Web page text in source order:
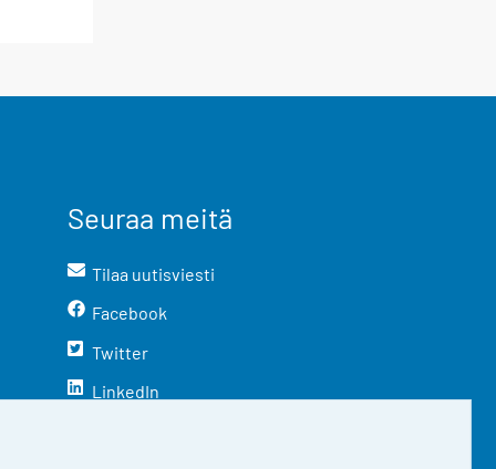
Seuraa meitä
Tilaa uutisviesti
Facebook
Twitter
LinkedIn